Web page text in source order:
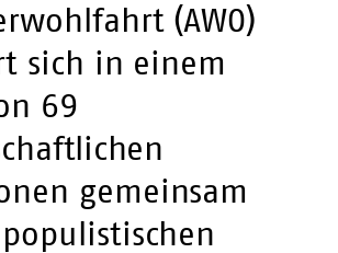
(AWO)
sich in einem
69
gemeinsam